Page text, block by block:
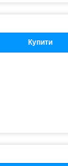
Купити